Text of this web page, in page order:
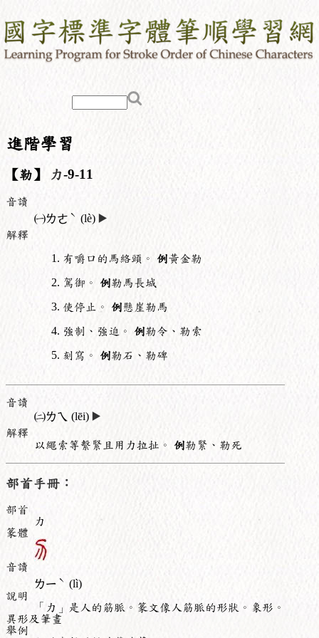
進階學習
【勒】 力-9-11
音讀
㈠ㄌㄜ ˋ (lè) ▶️
解釋
有嚼口的馬絡頭。 例黃金勒
駕御。 例勒馬長城
使停止。 例懸崖勒馬
強制、強迫。 例勒令、勒索
刻寫。 例勒石、勒碑
音讀
㈡ㄌㄟ (lēi) ▶️
解釋
以繩索等繫緊且用力拉扯。 例勒緊、勒死
部首手冊：
部首
力
篆體
音讀
ㄌㄧ ˋ (lì)
說明
「力」是人的筋脈。篆文像人筋脈的形狀。象形。
異形及筆畫
舉例